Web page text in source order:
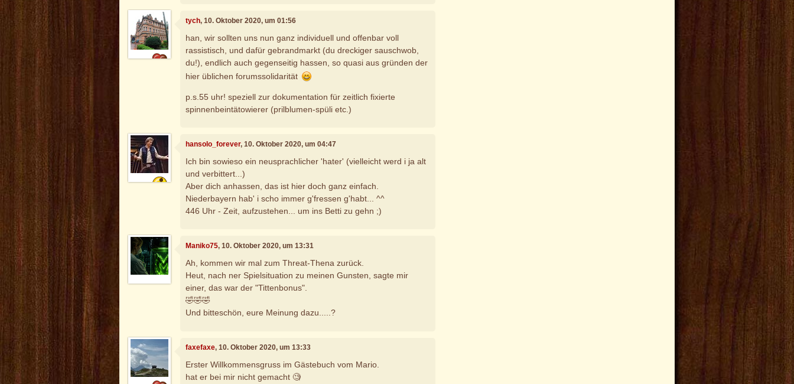
tych, 10. Oktober 2020, um 01:56
han, wir sollten uns nun ganz individuell und offenbar voll
rassistisch, und dafür gebrandmarkt (du dreckiger sauschwob,
du!), endlich auch gegenseitig hassen, so quasi aus gründen der
hier üblichen forumssolidarität
p.s.55 uhr! speziell zur dokumentation für zeitlich fixierte
spinnenbeintätowierer (prilblumen-spüli etc.)
hansolo_forever, 10. Oktober 2020, um 04:47
Ich bin sowieso ein neusprachlicher 'hater' (vielleicht werd i ja alt
und verbittert...)
Aber dich anhassen, das ist hier doch ganz einfach.
Niederbayern hab' i scho immer g'fressen g'habt... ^^
446 Uhr - Zeit, aufzustehen... um ins Betti zu gehn ;)
Maniko75, 10. Oktober 2020, um 13:31
Ah, kommen wir mal zum Threat-Thena zurück.
Heut, nach ner Spielsituation zu meinen Gunsten, sagte mir
einer, das war der "Tittenbonus".
🤣🤣🤣
Und bitteschön, eure Meinung dazu.....?
faxefaxe, 10. Oktober 2020, um 13:33
Erster Willkommensgruss im Gästebuch vom Mario.
hat er bei mir nicht gemacht 🧐